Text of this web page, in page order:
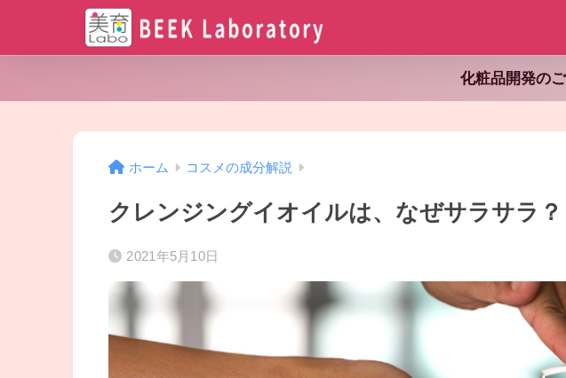
化粧品開発の
ホーム コスメの成分解説
クレンジングイオイルは、なぜサラサラ？
2021年5月10日